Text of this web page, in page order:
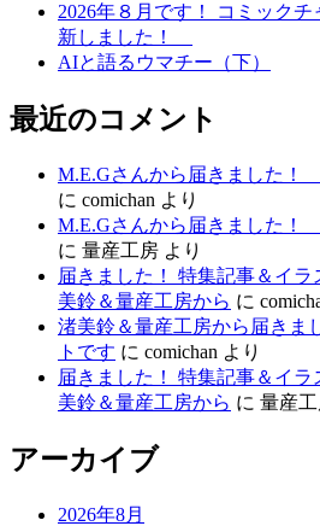
2026年８月です！ コミック
新しました！
AIと語るウマチー（下）
最近のコメント
M.E.Gさんから届きました！
に comichan より
M.E.Gさんから届きました！
に 量産工房 より
届きました！ 特集記事＆イ
美鈴＆量産工房から に
渚美鈴＆量産工房から届きま
トです に comichan より
届きました！ 特集記事＆イ
美鈴＆量産工房から に 量産
アーカイブ
2026年8月